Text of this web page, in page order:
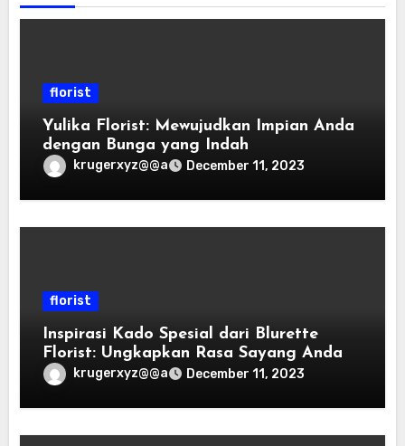
florist
Yulika Florist: Mewujudkan Impian Anda
dengan Bunga yang Indah
krugerxyz@@a December 11, 2023
florist
Inspirasi Kado Spesial dari Blurette
Florist: Ungkapkan Rasa Sayang Anda
krugerxyz@@a December 11, 2023